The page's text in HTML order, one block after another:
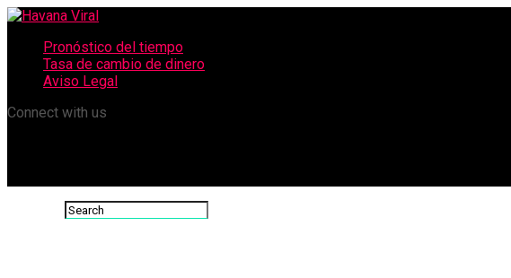
Pronóstico del tiempo
Tasa de cambio de dinero
Aviso Legal
Connect with us